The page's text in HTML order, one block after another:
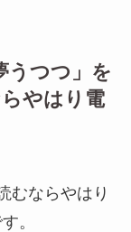
うつつ 」を
やはり電
むならやはり
。